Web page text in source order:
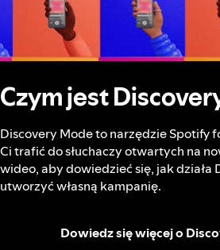
Czym jest
Discovery Mode to narzędzie Spotify
Ci trafić do słuchaczy otwartych na
wideo, aby dowiedzieć się, jak działa
utworzyć własną kampanię.
Dowiedz się więcej o